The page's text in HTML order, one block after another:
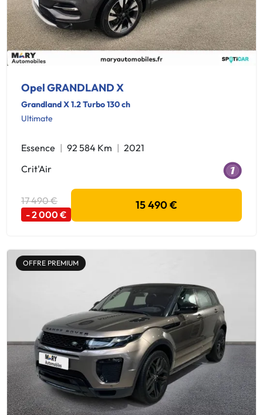
Opel GRANDLAND X
Grandland X 1.2 Turbo 130 ch
Ultimate
Essence 92 584 Km
2021
Crit'Air
17 490 €
- 2 000 €
15 490 €
OFFRE PREMIUM